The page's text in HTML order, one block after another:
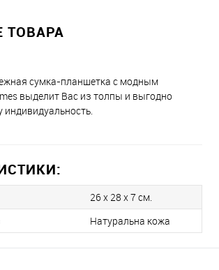
ТОВАРА
сумка-планшетка с модным
выделит Вас из толпы и выгодно
индивидуальность.
26 x 28 x 7 см.
Натуральна кожа